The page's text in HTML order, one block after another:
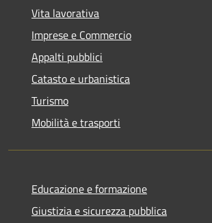
Vita lavorativa
Imprese e Commercio
Appalti pubblici
Catasto e urbanistica
Turismo
Mobilità e trasporti
Educazione e formazione
Giustizia e sicurezza pubblica